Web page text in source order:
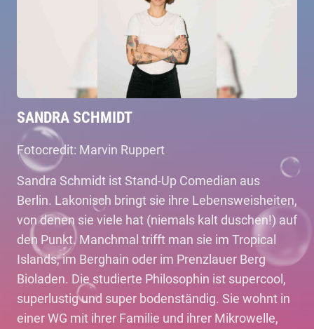
SANDRA SCHMIDT
Fotocredit: Marvin Ruppert
Sandra Schmidt ist Stand-Up Comedian aus
Berlin. Lakonisch bringt sie ihre Lebensweisheiten,
von denen sie viele hat (niemals kalt duschen!) auf
den Punkt. Manchmal trifft man sie im Tropical
Islands, im Berghain oder im Prenzlauer Berg
Bioladen. Die studierte Philosophin ist supercool,
superlustig und super bodenständig. Sie wohnt in
einer WG mit ihrer Familie und ihrer Mikrowelle,